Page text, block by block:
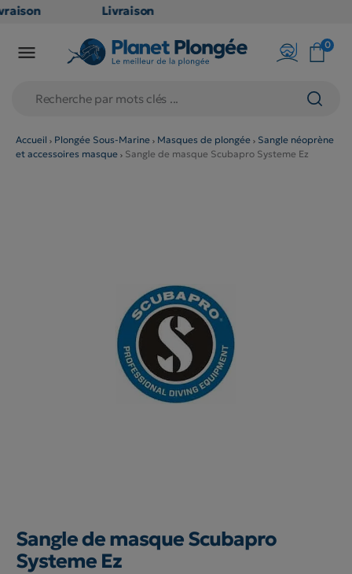
Livraison
en point
79€
(hors
produits
 0
Accueil Plongée Sous-Marine Masques de plongée
Sangle néoprène
et accessoires masque
Sangle de masque Scubapro Systeme Ez
Sangle de masque Scubapro
Systeme Ez